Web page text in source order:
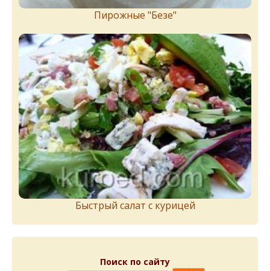
Пирожныe "Бeзe"
Быстрый салат с курицей
Поиск по сайту